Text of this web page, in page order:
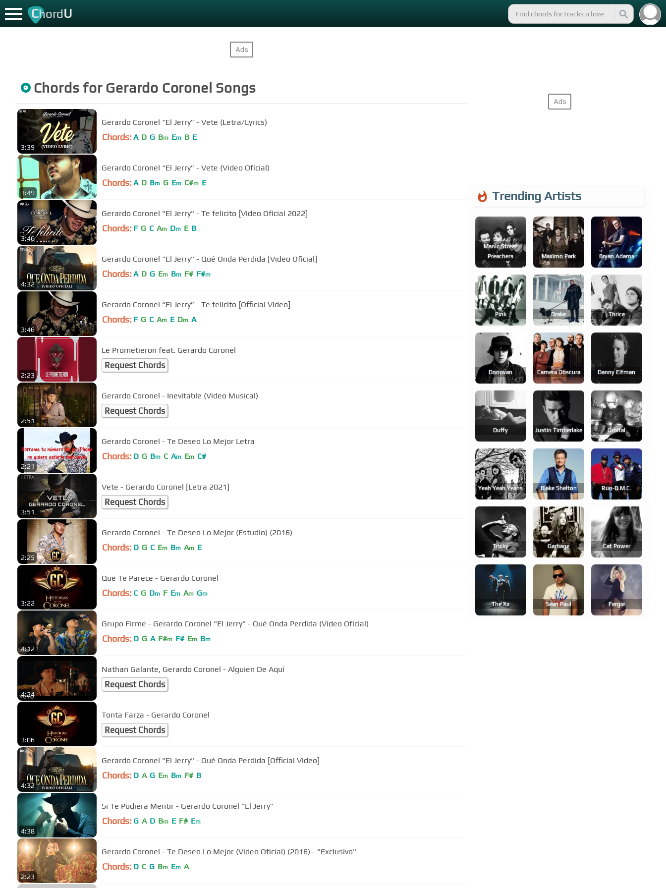
ChordU
Chords for Gerardo Coronel Songs
3:39
Gerardo Coronel “El Jerry” - Vete (Letra/Lyrics)
Chords: A D G Bm Em B E
3:49
Gerardo Coronel “El Jerry” - Vete (Video Oficial)
Chords: A D Bm G Em C#m E
3:46
Gerardo Coronel "El Jerry" - Te felicito [Video Oficial 2022]
Chords: F G C Am Dm E B
4:32
Gerardo Coronel "El Jerry" - Qué Onda Perdida [Video Oficial]
Chords: A D G Em Bm F# F#m
3:46
Gerardo Coronel “El Jerry” - Te felicito [Official Video]
Chords: F G C Am E Dm A
2:23
Le Prometieron feat. Gerardo Coronel
Request Chords
2:51
Gerardo Coronel - Inevitable (Video Musical)
Request Chords
2:21
Gerardo Coronel - Te Deseo Lo Mejor Letra
Chords: D G Bm C Am Em C#
3:51
Vete - Gerardo Coronel [Letra 2021]
Request Chords
2:25
Gerardo Coronel - Te Deseo Lo Mejor (Estudio) (2016)
Chords: D G C Em Bm Am E
3:22
Que Te Parece - Gerardo Coronel
Chords: C G Dm F Em Am Gm
4:12
Grupo Firme - Gerardo Coronel "El Jerry" - Qué Onda Perdida (Video Oficial)
Chords: D G A F#m F# Em Bm
4:24
Nathan Galante, Gerardo Coronel - Alguien De Aquí
Request Chords
3:06
Tonta Farza - Gerardo Coronel
Request Chords
4:32
Gerardo Coronel "El Jerry" - Qué Onda Perdida [Official Video]
Chords: D A G Em Bm F# B
4:38
Si Te Pudiera Mentir - Gerardo Coronel "El Jerry”
Chords: G A D Bm E F# Em
2:23
Gerardo Coronel - Te Deseo Lo Mejor (Video Oficial) (2016) - "Exclusivo"
Chords: D C G Bm Em A
Trending Artists
Manic Street
Preachers
Maxïmo Park Bryan Adams
Pink Drake Thrice
Donovan Camera Obscura Danny Elfman
Duffy Justin Timberlake Orbital
Yeah Yeah Yeahs Blake Shelton Run-D.m.c.
Tricky Garbage Cat Power
The Xx Sean Paul Fergie